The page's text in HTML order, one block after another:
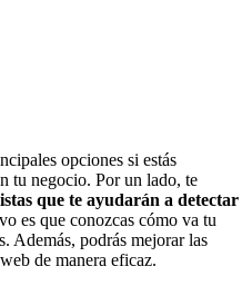
opciones si estás
tu negocio. Por un lado, te
que te ayudarán a detectar
es que conozcas cómo va tu
Además, podrás mejorar las
de manera eficaz.